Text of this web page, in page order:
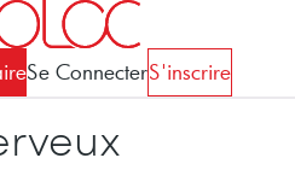
Se ConnecterS'inscrire